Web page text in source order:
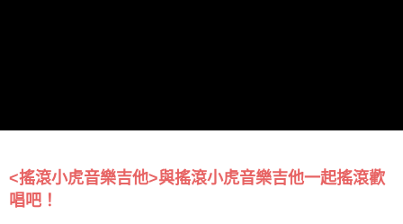
<搖滾小虎音樂吉他>與搖滾小虎音樂吉他一起搖滾歡
唱吧！